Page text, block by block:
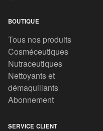
BOUTIQUE
Tous nos produits
Cosméceutiques
Nutraceutiques
Nettoyants et
démaquillants
Abonnement
SERVICE CLIENT